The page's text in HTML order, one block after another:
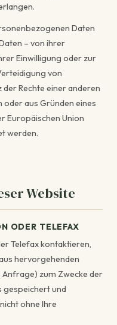
Daten
– von ihrer
Einwilligung oder zur
von
Rechte einer anderen
aus Gründen eines
Europäischen Union
werden.
Website
ODER TELEFAX
Telefax kontaktieren,
hervorgehenden
zum Zwecke der
gespeichert und
ohne Ihre